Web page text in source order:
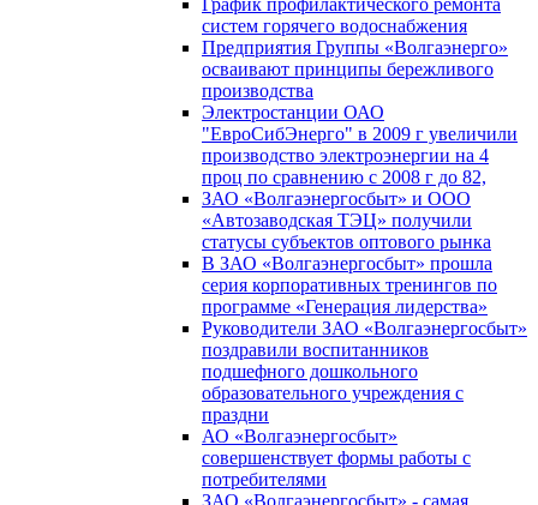
График профилактического ремонта
систем горячего водоснабжения
Предприятия Группы «Волгаэнерго»
осваивают принципы бережливого
производства
Электростанции ОАО
"ЕвроСибЭнерго" в 2009 г увеличили
производство электроэнергии на 4
проц по сравнению с 2008 г до 82,
ЗАО «Волгаэнергосбыт» и ООО
«Автозаводская ТЭЦ» получили
статусы субъектов оптового рынка
В ЗАО «Волгаэнергосбыт» прошла
серия корпоративных тренингов по
программе «Генерация лидерства»
Руководители ЗАО «Волгаэнергосбыт»
поздравили воспитанников
подшефного дошкольного
образовательного учреждения с
праздни
АО «Волгаэнергосбыт»
совершенствует формы работы с
потребителями